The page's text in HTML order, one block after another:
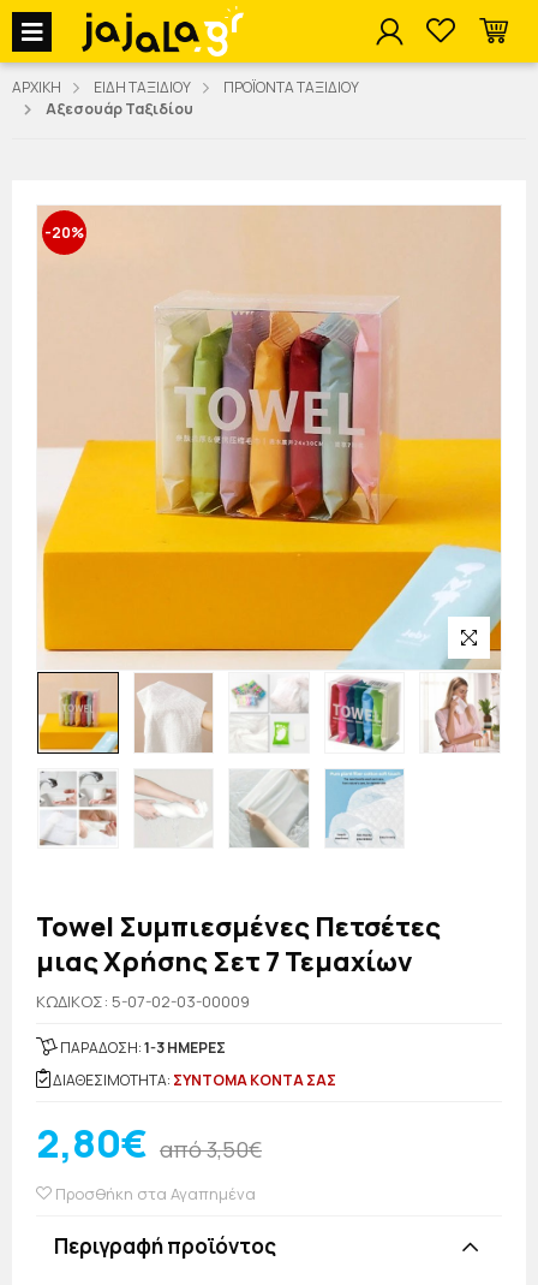
jajala Menu
ΑΡΧΙΚΗ ΕΙΔΗ ΤΑΞΙΔΙΟΥ
ΠΡΟΪΟΝΤΑ ΤΑΞΙΔΙΟΥ
Αξεσουάρ Ταξιδίου
-20%
Towel Συμπιεσμένες Πετσέτες
μιας Χρήσης Σετ 7 Τεμαχίων
KΩΔΙΚΟΣ: 5-07-02-03-00009
ΠΑΡΑΔΟΣΗ:1-3 ΗΜΕΡΕΣ
ΔΙΑΘΕΣΙΜΟΤΗΤΑ: ΣΥΝΤΟΜΑ ΚΟΝΤΑ ΣΑΣ
2,80€ από 3,50€
Προσθήκη στα Αγαπημένα
Περιγραφή προϊόντος